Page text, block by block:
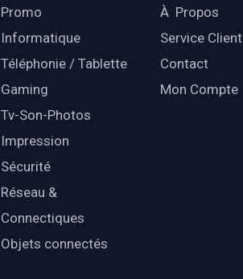
Promo
Informatique
Téléphonie / Tablette
Gaming
Tv-Son-Photos
Impression
Sécurité
Réseau &
Connectiques
Objets connectés
À Propos
Service Client
Contact
Mon Compte